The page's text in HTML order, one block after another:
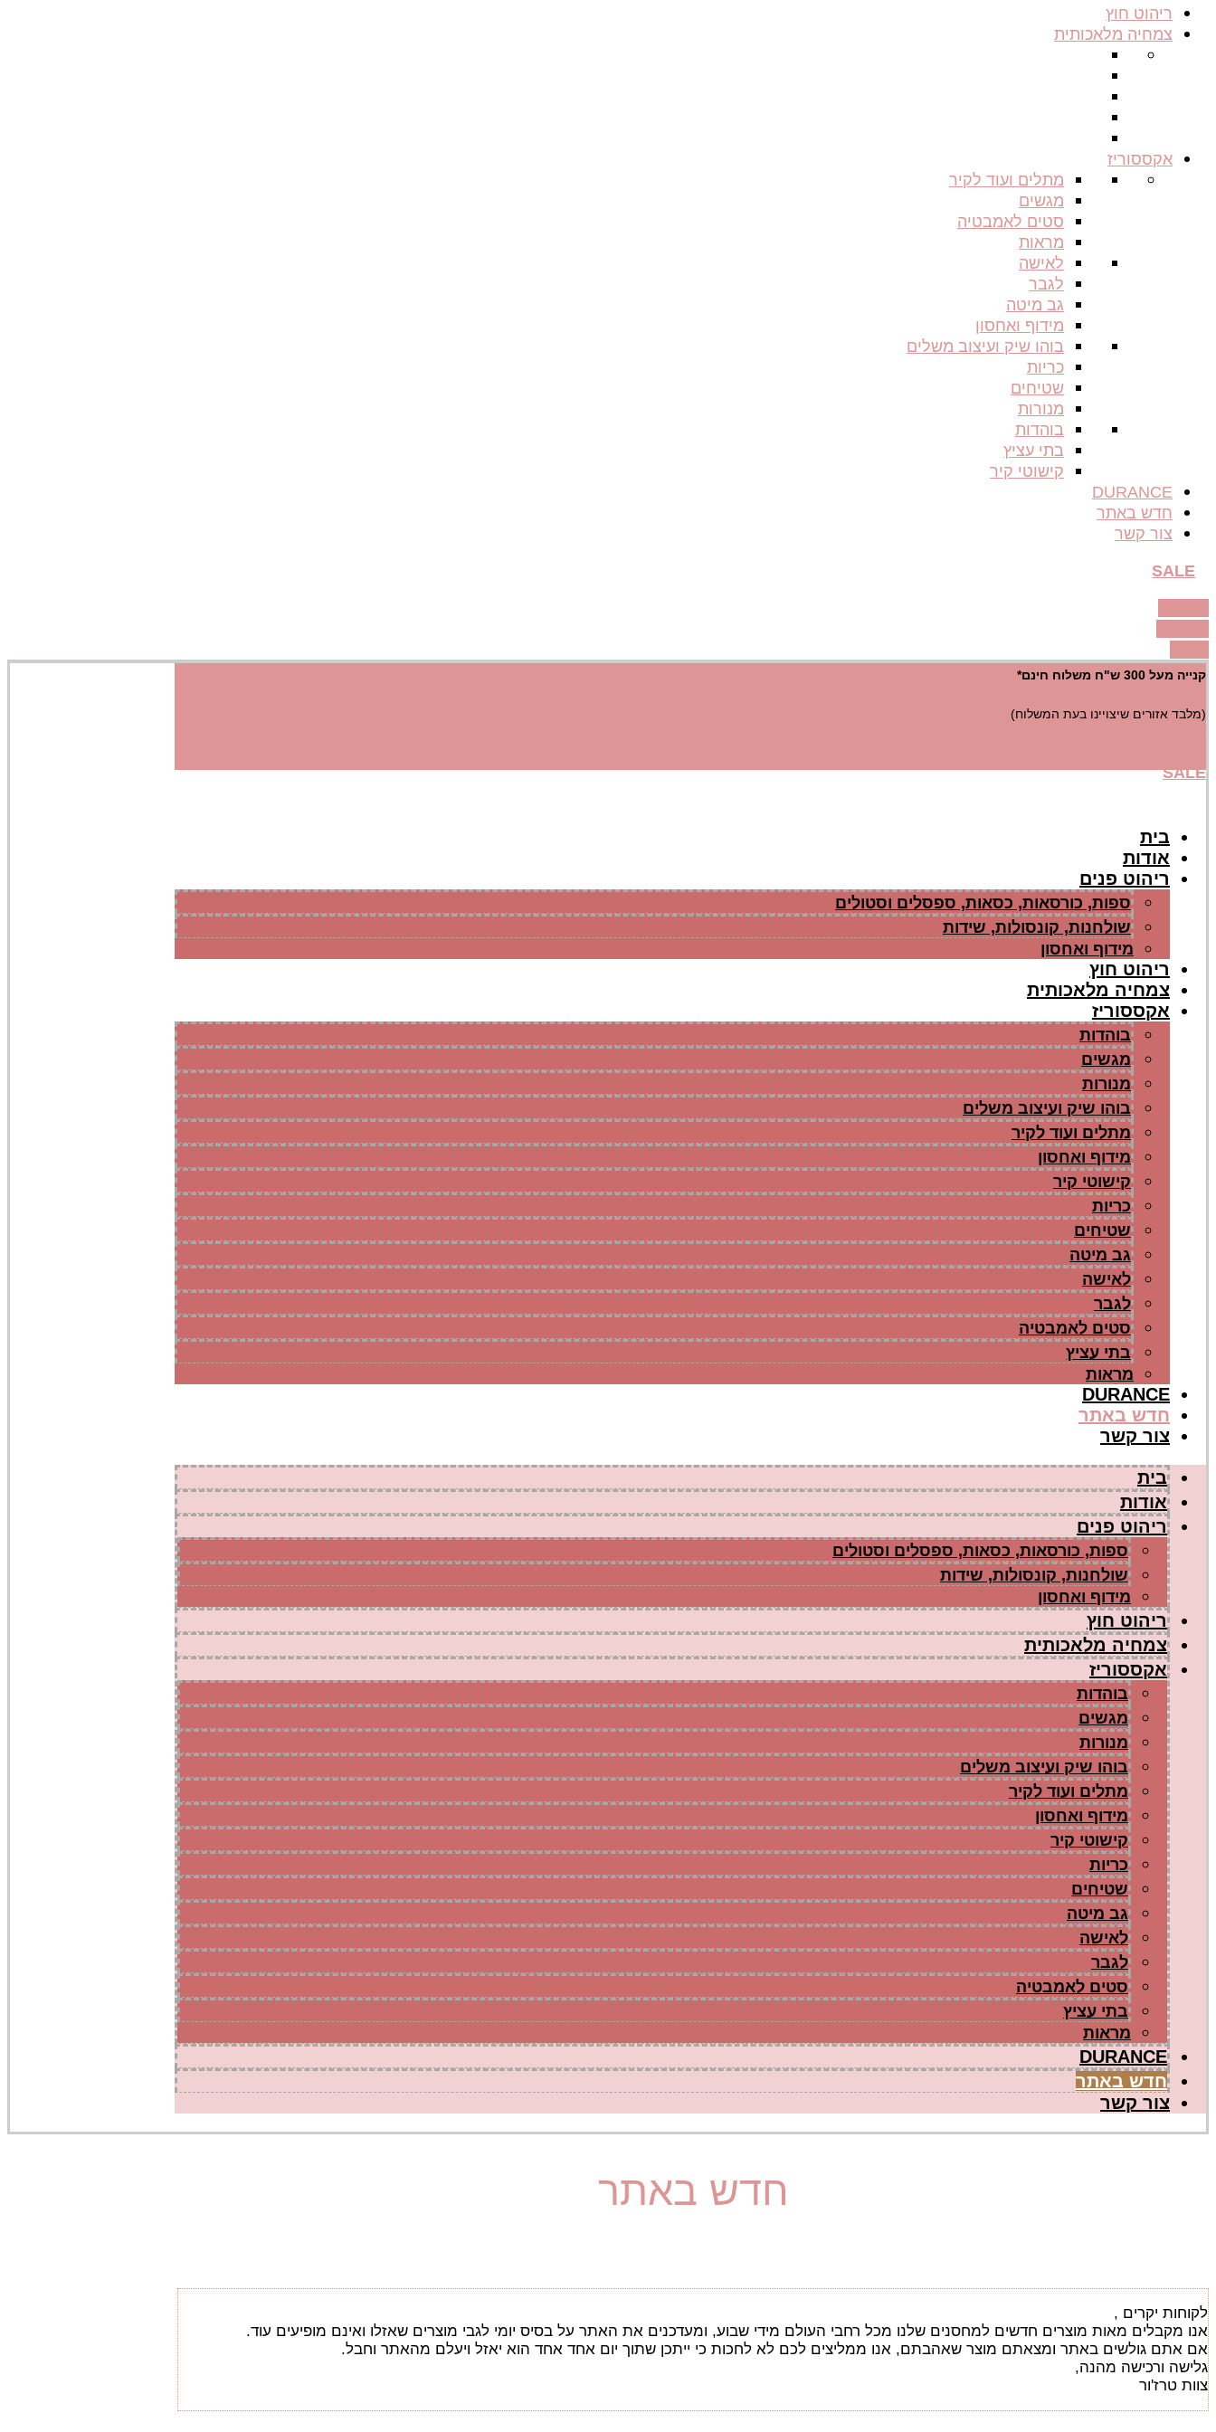
ריהוט חוץ
צמחיה מלאכותית
אקססוריז
מתלים ועוד לקיר
מגשים
סטים לאמבטיה
מראות
לאישה
לגבר
גב מיטה
מידוף ואחסון
בוהו שיק ועיצוב משלים
כריות
שטיחים
מנורות
בוהדות
בתי עציץ
קישוטי קיר
DURANCE
חדש באתר
צור קשר
SALE
קנייה מעל 300 ש"ח משלוח חינם*
(מלבד אזורים שיצויינו בעת המשלוח)
SALE
בית
אודות
ריהוט פנים
ספות, כורסאות, כסאות, ספסלים וסטולים
שולחנות, קונסולות, שידות
מידוף ואחסון
ריהוט חוץ
צמחיה מלאכותית
אקססוריז
בוהדות
מגשים
מנורות
בוהו שיק ועיצוב משלים
מתלים ועוד לקיר
מידוף ואחסון
קישוטי קיר
כריות
שטיחים
גב מיטה
לאישה
לגבר
סטים לאמבטיה
בתי עציץ
מראות
DURANCE
חדש באתר
צור קשר
בית
אודות
ריהוט פנים
ספות, כורסאות, כסאות, ספסלים וסטולים
שולחנות, קונסולות, שידות
מידוף ואחסון
ריהוט חוץ
צמחיה מלאכותית
אקססוריז
בוהדות
מגשים
מנורות
בוהו שיק ועיצוב משלים
מתלים ועוד לקיר
מידוף ואחסון
קישוטי קיר
כריות
שטיחים
גב מיטה
לאישה
לגבר
סטים לאמבטיה
בתי עציץ
מראות
DURANCE
חדש באתר
צור קשר
חדש באתר
לקוחות יקרים ,
אנו מקבלים מאות מוצרים חדשים למחסנים שלנו מכל רחבי העולם מידי שבוע, ומעדכנים את האתר על בסיס יומי לגבי מוצרים שאזלו ואינם מופיעים עוד.
אם אתם גולשים באתר ומצאתם מוצר שאהבתם, אנו ממליצים לכם לא לחכות כי ייתכן שתוך יום אחד אחד הוא יאזל ויעלם מהאתר וחבל.
גלישה ורכישה מהנה,
צוות טרז'ור